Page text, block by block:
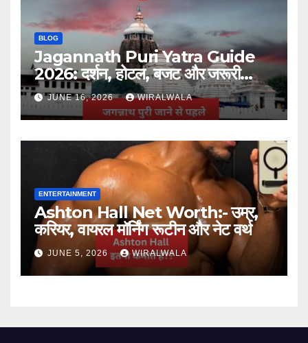
BLOG
Jagannath Puri Yatra Guide
2026: दर्शन, होटल, बजट और जरूरी
जानकारी
JUNE 16, 2026 WIRALWALA
ENTERTAINMENT
Ashton Hall Net Worth:- उम्र,
करियर, वायरल मॉर्निंग रूटीन और नेट वर्थ
JUNE 5, 2026 WIRALWALA